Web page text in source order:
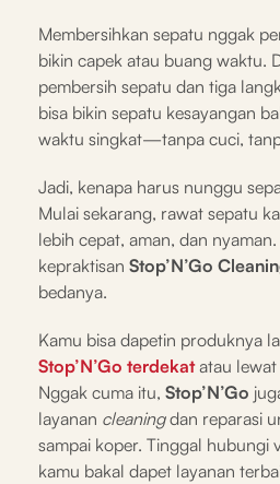
Membersihkan sepatu nggak
bikin capek atau buang waktu.
pembersih sepatu dan tiga
bisa bikin sepatu kesayangan
waktu singkat—tanpa cuci,
Jadi, kenapa harus nunggu
Mulai sekarang, rawat sepatu
lebih cepat, aman, dan
kepraktisan Stop’N’Go
bedanya.
Kamu bisa dapetin produknya
Stop’N’Go terdekatatau lewat
Nggak cuma itu, Stop’N’Go
layanan cleaningdan reparasi
sampai koper. Tinggal hubungi
kamu bakal dapet layanan